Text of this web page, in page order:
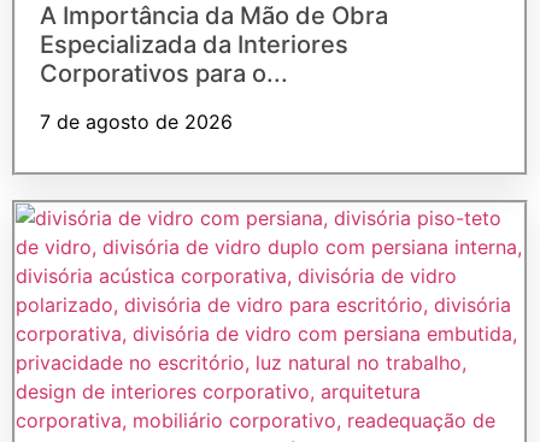
A Importância da Mão de Obra
Especializada da Interiores
Corporativos para o...
7 de agosto de 2026